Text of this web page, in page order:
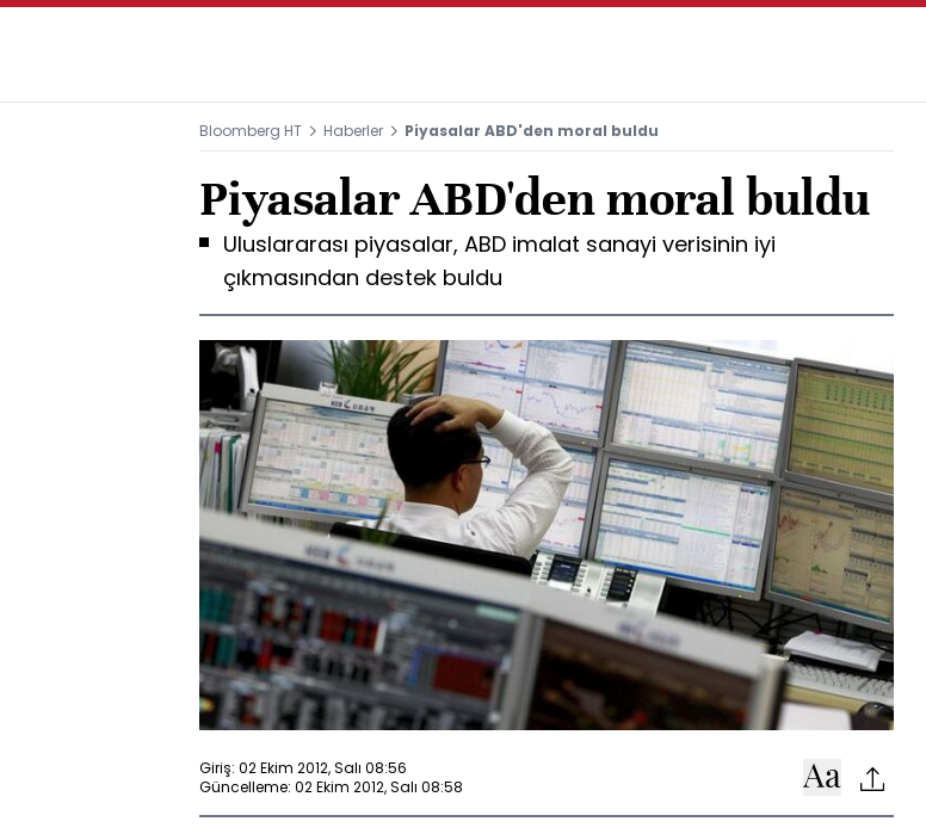
Bloomberg HT Haberler Piyasalar ABD'den moral buldu
Piyasalar ABD'den moral buldu
Uluslararası piyasalar, ABD imalat sanayi verisinin iyi
çıkmasından destek buldu
Giriş: 02 Ekim 2012, Salı 08:56
Güncelleme: 02 Ekim 2012, Salı 08:58